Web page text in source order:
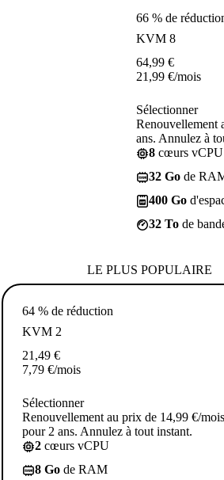
66 % de
KVM 8
64,99 €
21,99 €/mois
Sélectionner
Renouvellement
ans. Annulez à
8 cœurs vCPU
32 Go de
400 Go
32 To de
LE PLUS POPULAIRE
64 % de réduction
KVM 2
21,49 €
7,79 €/mois
Sélectionner
Renouvellement au prix de 14,99 €/mois
pour 2 ans. Annulez à tout instant.
2 cœurs vCPU
8 Go de RAM